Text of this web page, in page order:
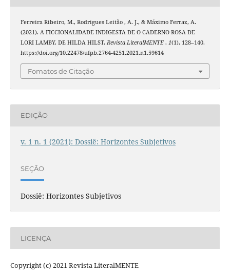
Ferreira Ribeiro, M., Rodrigues Leitão , A. J., & Máximo Ferraz, A.
(2021). A FICCIONALIDADE INDIGESTA DE O CADERNO ROSA DE
LORI LAMBY, DE HILDA HILST. Revista LiteralMENTE , 1(1), 128–140.
https://doi.org/10.22478/ufpb.2764-4251.2021.n1.59614
Fomatos de Citação
EDIÇÃO
v. 1 n. 1 (2021): Dossiê: Horizontes Subjetivos
SEÇÃO
Dossiê: Horizontes Subjetivos
LICENÇA
Copyright (c) 2021 Revista LiteralMENTE